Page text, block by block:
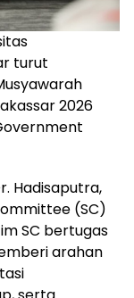
turut
2026
Hadisaputra,
(SC)
SC bertugas
arahan